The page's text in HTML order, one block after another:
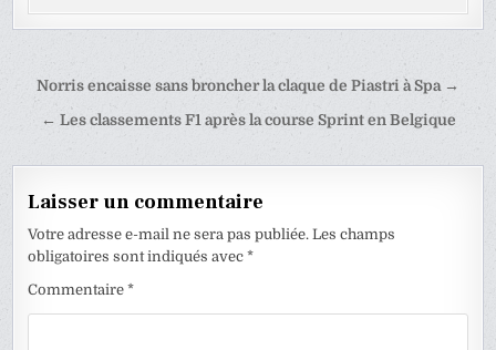
Navigation
de
Norris encaisse sans broncher la claque de Piastri à Spa →
← Les classements F1 après la course Sprint en Belgique
Laisser un commentaire
Votre adresse e-mail ne sera pas publiée. Les champs
obligatoires sont indiqués avec*
Commentaire*